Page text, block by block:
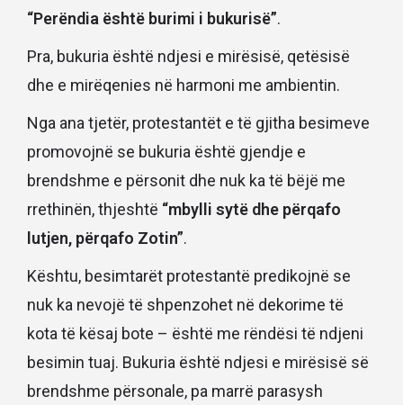
“Perëndia është burimi i bukurisë”.
Pra, bukuria është ndjesi e mirësisë, qetësisë
dhe e mirëqenies në harmoni me ambientin.
Nga ana tjetër, protestantët e të gjitha besimeve
promovojnë se bukuria është gjendje e
brendshme e përsonit dhe nuk ka të bëjë me
rrethinën, thjeshtë “mbylli sytë dhe përqafo
lutjen, përqafo Zotin”.
Kështu, besimtarët protestantë predikojnë se
nuk ka nevojë të shpenzohet në dekorime të
kota të kësaj bote – është me rëndësi të ndjeni
besimin tuaj. Bukuria është ndjesi e mirësisë së
brendshme përsonale, pa marrë parasysh